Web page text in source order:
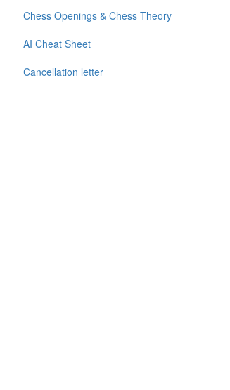
Chess Openings & Chess Theory
AI Cheat Sheet
Cancellation letter